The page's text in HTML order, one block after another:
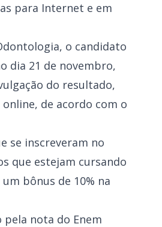
para Internet e em
o candidato
dia 21 de novembro,
do resultado,
de acordo com o
se inscreveram no
que estejam cursando
bônus de 10% na
nota do Enem